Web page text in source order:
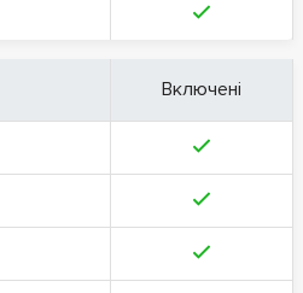
Включені